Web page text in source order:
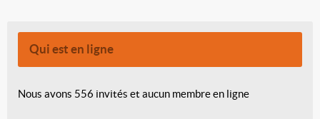
Qui est en ligne
Nous avons 556 invités et aucun membre en ligne